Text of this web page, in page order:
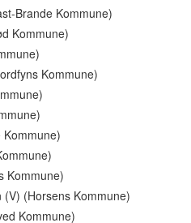
Brande Kommune)
Kommune)
Kommune)
Kommune)
Kommune)
(Horsens Kommune)
Kommune)